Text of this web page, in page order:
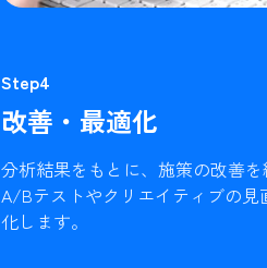
Step4
改善・最適化
分析結果をもとに、施策の改善
A/Bテストやクリエイティブの
化します。